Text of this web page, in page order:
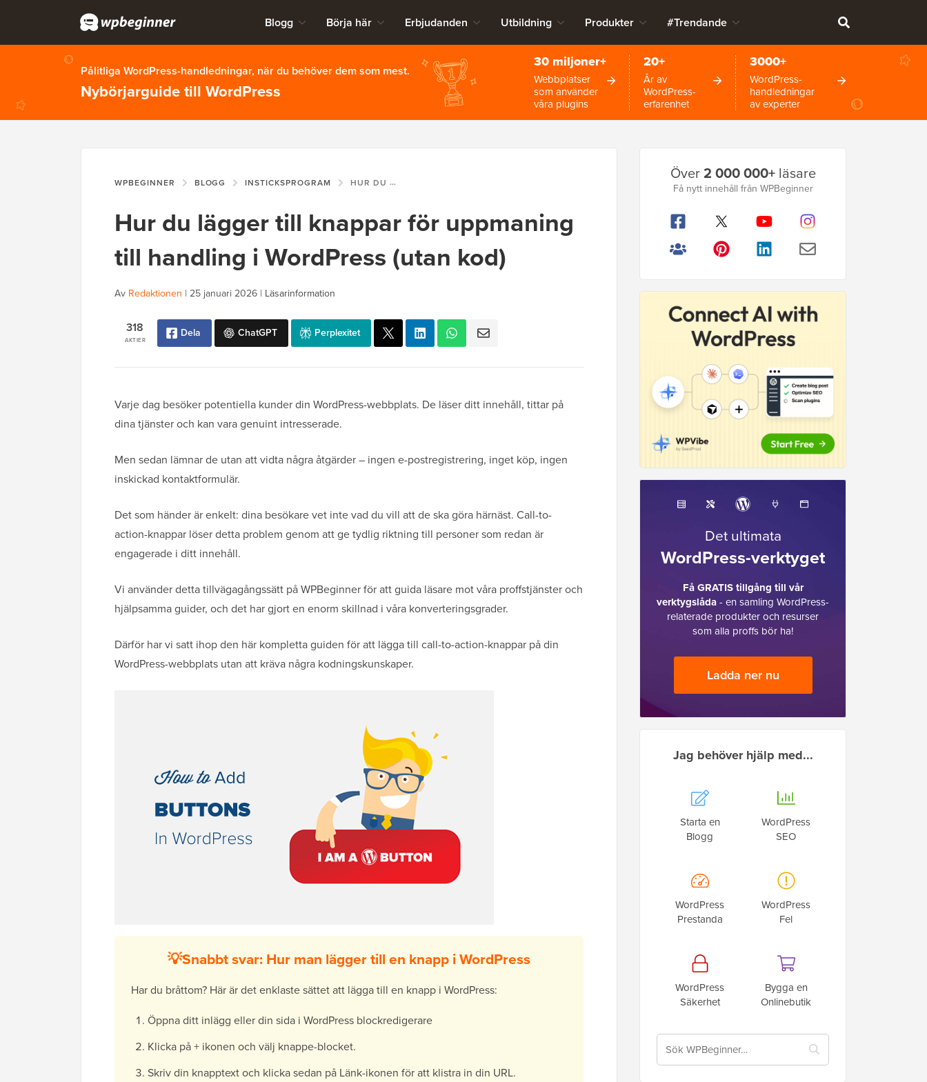
Blogg Börja här Erbjudanden Utbildning Produkter #Trendande
Pålitliga WordPress-handledningar, när du behöver dem som mest.
Nybörjarguide till WordPress
30 miljoner+
Webbplatser
som använder
våra plugins
20+
År av
WordPress-
erfarenhet
3000+
WordPress-
handledningar
av experter
WPBEGINNER BLOGG INSTICKSPROGRAM HUR DU LÄGGER TILL KNAPPAR FÖR UPPMANING TILL HANDLING I WORDPRESS (UTAN KOD)
Hur du lägger till knappar för uppmaning
till handling i WordPress (utan kod)
Av Redaktionen | 25 januari 2026 | Läsarinformation
AKTIER
318 Dela ChatGPT Perplexitet
Varje dag besöker potentiella kunder din WordPress-webbplats. De läser ditt innehåll, tittar på
dina tjänster och kan vara genuint intresserade.
Men sedan lämnar de utan att vidta några åtgärder – ingen e-postregistrering, inget köp, ingen
inskickad kontaktformulär.
Det som händer är enkelt: dina besökare vet inte vad du vill att de ska göra härnäst. Call-to-
action-knappar löser detta problem genom att ge tydlig riktning till personer som redan är
engagerade i ditt innehåll.
Vi använder detta tillvägagångssätt på WPBeginner för att guida läsare mot våra proffstjänster och
hjälpsamma guider, och det har gjort en enorm skillnad i våra konverteringsgrader.
Därför har vi satt ihop den här kompletta guiden för att lägga till call-to-action-knappar på din
WordPress-webbplats utan att kräva några kodningskunskaper.
💡Snabbt svar: Hur man lägger till en knapp i WordPress
Har du bråttom? Här är det enklaste sättet att lägga till en knapp i WordPress:
Öppna ditt inlägg eller din sida i WordPress blockredigerare
Klicka på + ikonen och välj knappe-blocket.
Skriv din knapptext och klicka sedan på Länk-ikonen för att klistra in din URL.
Primär
sidofält
Över2 000 000+läsare
Få nytt innehåll från WPBeginner
Det ultimata
WordPress-verktyget
Få GRATIS tillgång till vår
verktygslåda- en samling WordPress-
relaterade produkter och resurser
som alla proffs bör ha!
Ladda ner nu
Jag behöver hjälp med...
Starta en
Blogg
WordPress
SEO
WordPress
Prestanda
WordPress
Fel
WordPress
Säkerhet
Bygga en
Onlinebutik